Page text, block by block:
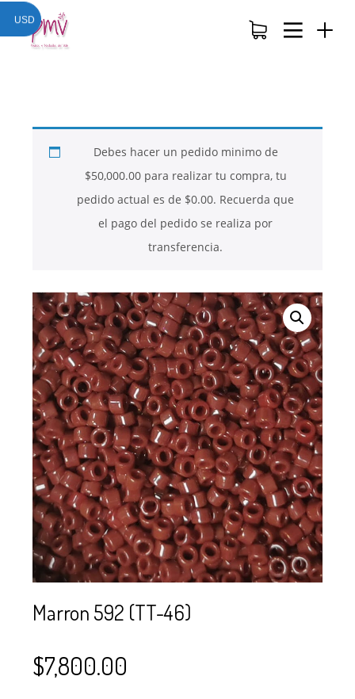
26
NOVIEMBRE
2017
QUE PIEDRAS
SE USAN PARA
BISUTERÍA Y
JOYERÍA
26
NOVIEMBRE
2017
QUE ES LA
MOSTACILLA?
26
NOVIEMBRE
2017
NUESTROS
CURSOS
Debes hacer un pedido minimo de
$50,000.00para realizar tu compra, tu
pedido actual es de $0.00. Recuerda que
el pago del pedido se realiza por
transferencia.
Marron 592 (TT-46)
$7,800.00
USD